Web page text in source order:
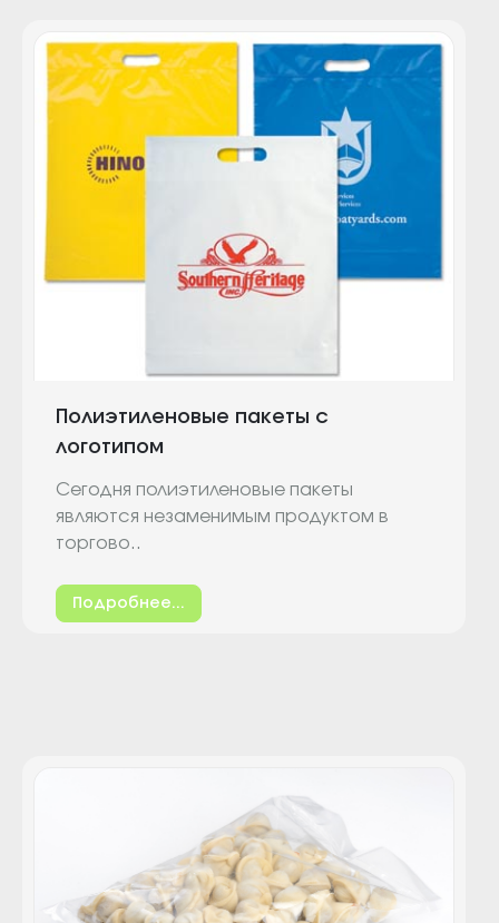
Полиэтиленовые пакеты с
логотипом
Сегодня полиэтиленовые пакеты
являются незаменимым продуктом в
торгово..
Подробнее...